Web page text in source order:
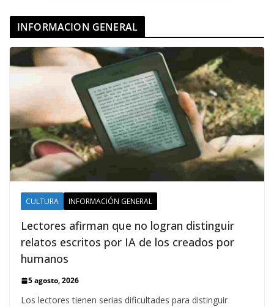
INFORMACION GENERAL
CULTURA INFORMACIÓN GENERAL
Lectores afirman que no logran distinguir
relatos escritos por IA de los creados por
humanos
5 agosto, 2026
Los lectores tienen serias dificultades para distinguir